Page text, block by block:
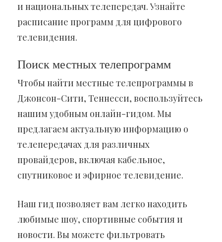
и национальных телепередач. Узнайте
расписание программ для цифрового
телевидения.
Поиск местных телепрограмм
Чтобы найти местные телепрограммы в
Джонсон-Сити, Теннесси, воспользуйтесь
нашим удобным онлайн-гидом. Мы
предлагаем актуальную информацию о
телепередачах для различных
провайдеров, включая кабельное,
спутниковое и эфирное телевидение.
Наш гид позволяет вам легко находить
любимые шоу, спортивные события и
новости. Вы можете фильтровать